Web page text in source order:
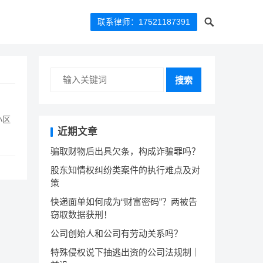
联系律师：17521187391
搜索
近期文章
骗取财物后出具欠条，构成诈骗罪吗？
股东知情权纠纷类案件的执行难点及对
策
快递面单如何成为“财富密码”？两被告
窃取数据获刑！
公司创始人和公司有劳动关系吗？
特殊侵权说下抽逃出资的公司法规制｜